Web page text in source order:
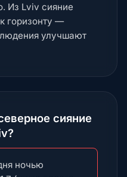
Из Lviv сияние
горизонту —
улучшают
сияние
ночью